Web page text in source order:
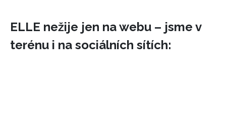
ELLE nežije jen na webu – jsme v
terénu i na sociálních sítích: